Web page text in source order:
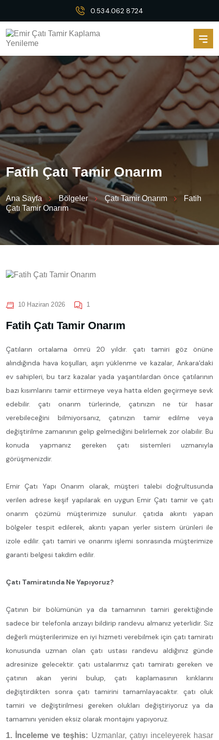
0.534.062 8724
Fatih Çatı Tamir Onarım
Ana Sayfa Bölgeler Çatı Tamir Onarım
Fatih
Çatı Tamir Onarım
10 Haziran 2026 1
Fatih Çatı Tamir Onarım
Çatıların ortalama ömrü 20 yıldır. çatı tamiri göz önüne
alındığında hava koşulları, aşırı yüklenme ve kazalar, Ankara'daki
ev sahipleri, bu tarz kazalar yada yaşantılardan önce çatılarının
bazı kısımlarını tamir ettirmeye veya hatta elden geçirmeye sevk
edebilir. çatı onarım türlerinde, çatınızın ne tür hasar
verebileceğini bilmiyorsanız, çatınızın tamir edilme veya
değiştirilme zamanının gelip gelmediğini belirlemek zor olabilir. Bu
konuda yapmanız gereken çatı sistemleri uzmanıyla
görüşmenizdir.
Emir Çatı Yapı Onarım olarak, müşteri talebi doğrultusunda
verilen adrese keşif yapılarak en uygun Emir Çatı tamir ve çatı
onarım çözümü müşterimize sunulur. çatıda akıntı yapan
bölgeler tespit edilerek, akıntı yapan yerler sistem ürünleri ile
izole edilir. çatı tamiri ve onarımı işlemi sonrasında müşterimize
garanti belgesi takdim edilir.
Çatı Tamiratında Ne Yapıyoruz?
Çatının bir bölümünün ya da tamamının tamiri gerektiğinde
sadece bir telefonla arızayı bildirip randevu almanız yeterlidir. Siz
değerli müşterilerimize en iyi hizmeti verebilmek için çatı tamiratı
konusunda uzman olan çatı ustası randevu aldığınız günde
adresinize gelecektir. çatı ustalarımız çatı tamiratı gereken ve
çatının akan yerini bulup, çatı kaplamasının kırıklarını
değiştirdikten sonra çatı tamirini tamamlayacaktır. çatı oluk
tamiri ve değiştirilmesi gereken olukları değiştiriyoruz ya da
tamamını yeniden eksiz olarak montajını yapıyoruz.
1. İnceleme ve teşhis: Uzmanlar, çatıyı inceleyerek hasar